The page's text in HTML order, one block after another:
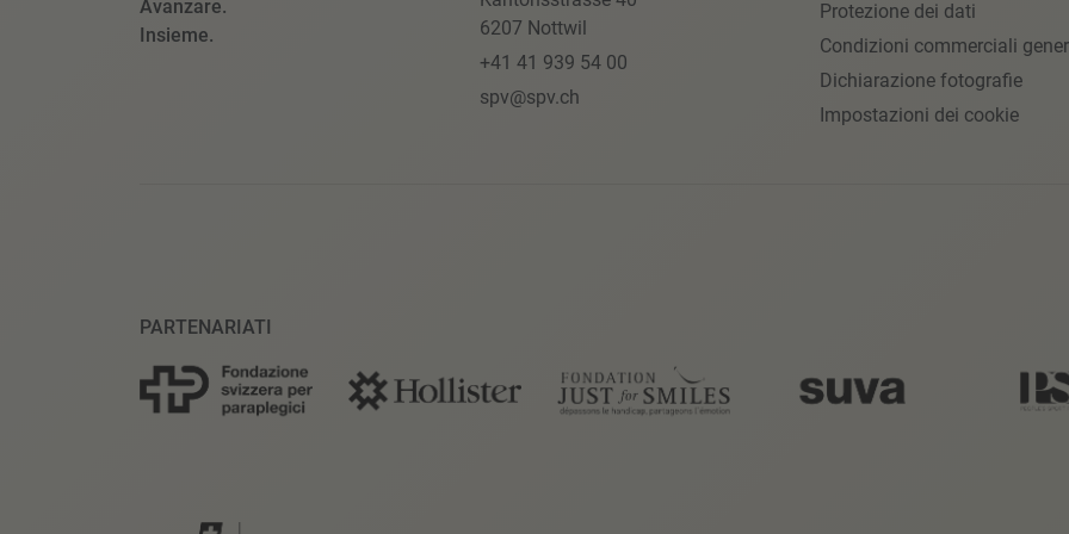
Avanzare.
Insieme.
6207 Nottwil
+41 41 939 54 00
spv@spv.ch
Protezione dei dati
Condizioni commerciali
Dichiarazione fotografie
Impostazioni dei cookie
PARTENARIATI